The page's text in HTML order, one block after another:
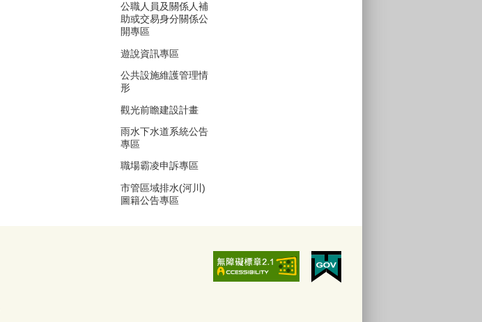
公職人員及關係人補
助或交易身分關係公
開專區
遊說資訊專區
公共設施維護管理情
形
觀光前瞻建設計畫
雨水下水道系統公告
專區
職場霸凌申訴專區
市管區域排水(河川)
圖籍公告專區